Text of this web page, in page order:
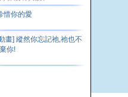
惜你的愛
畫] 縱然你忘記祂,祂也不
你!